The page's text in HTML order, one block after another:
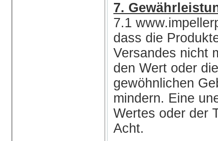
7.
7.1
dass die
Versandes nicht
den Wert oder
gewöhnlichen
mindern. Eine
Wertes oder der
Acht.